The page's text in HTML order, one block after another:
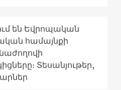
են Եվրոպական
համայնքի
Տեսանյութեր,